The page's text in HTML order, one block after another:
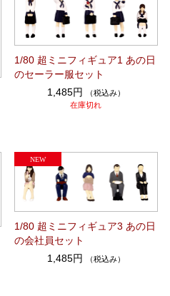
1/80 超ミニフィギュア1 あの日
のセーラー服セット
1,485円
（税込み）
在庫切れ
1/80 超ミニフィギュア3 あの日
の会社員セット
1,485円
（税込み）